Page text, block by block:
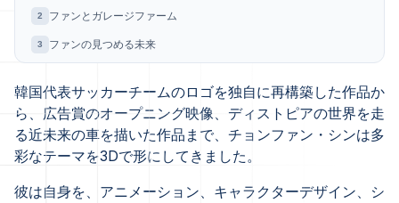
韓国代表サッカーチームのロゴを独自に再構築した作品か
ら、広告賞のオープニング映像、ディストピアの世界を走
る近未来の車を描いた作品まで、チョンファン・シンは多
彩なテーマを3Dで形にしてきました。
彼は自身を、アニメーション、キャラクターデザイン、シ
2 ファンとガレージファーム
3 ファンの見つめる未来